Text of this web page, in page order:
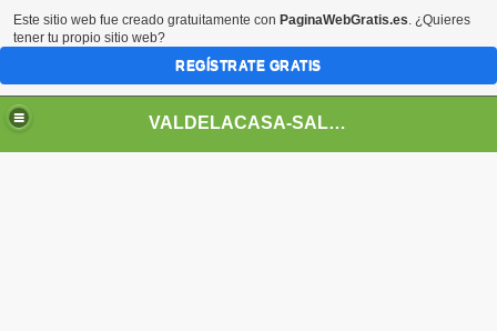
VALDELACASA-SALAMANCA
Este sitio web fue creado gratuitamente con PaginaWebGratis.es. ¿Quieres
tener tu propio sitio web?
REGÍSTRATE GRATIS